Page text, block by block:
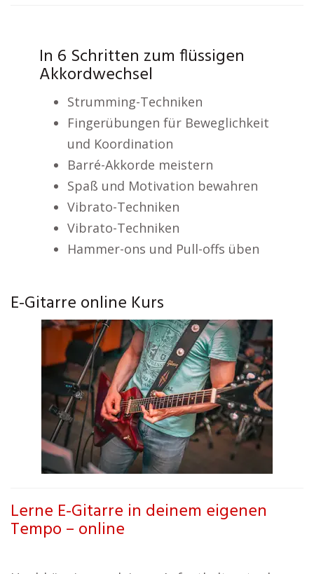
In 6 Schritten zum flüssigen
Akkordwechsel
Strumming-Techniken
Fingerübungen für Beweglichkeit
und Koordination
Barré-Akkorde meistern
Spaß und Motivation bewahren
Vibrato-Techniken
Vibrato-Techniken
Hammer-ons und Pull-offs üben
E-Gitarre online Kurs
Lerne E-Gitarre in deinem eigenen
Tempo – online